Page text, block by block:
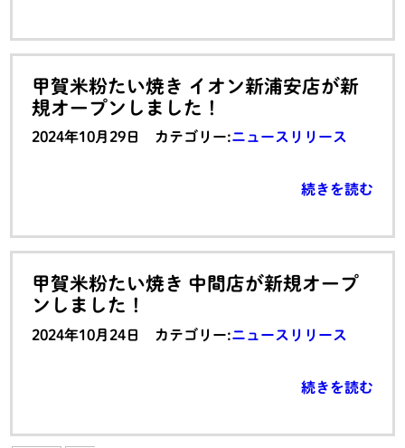
甲賀米粉たい焼き イオン新浦安店が新
規オープンしました！
2024年10月29日 カテゴリー:ニュースリリース
続きを読む
甲賀米粉たい焼き 中間店が新規オープ
ンしました！
2024年10月24日 カテゴリー:ニュースリリース
続きを読む